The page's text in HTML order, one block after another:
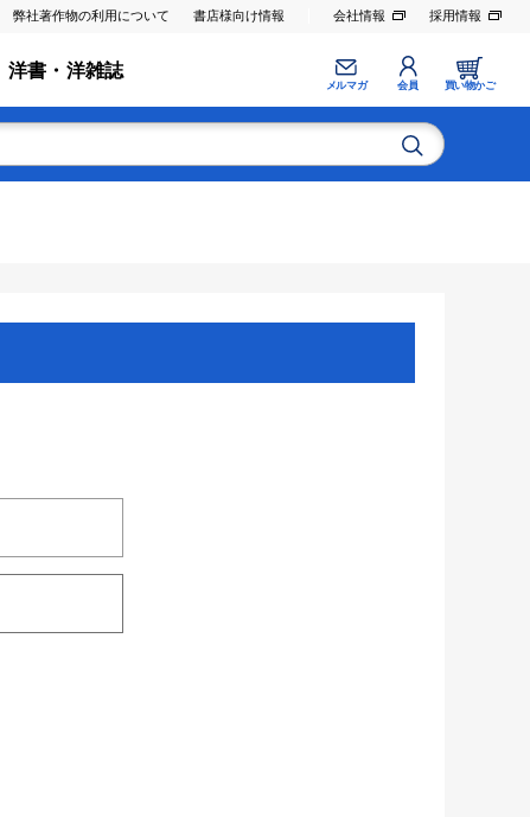
弊社著作物の利用について 書店様向け情報 会社情報 採用情報
洋書・洋雑誌
メルマガ 会員 買い物かご